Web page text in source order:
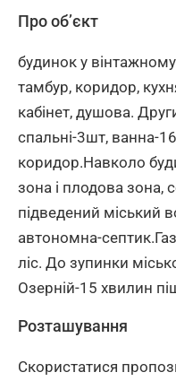
Про об’єкт
будинок у
тамбур, коридор,
кабінет, душова.
спальні-3шт, ванна-
коридор.Навколо
зона і плодова зона,
підведений міський
автономна-
ліс. До зупинки
Озерній-15 хвилин
Розташування
Скористатися